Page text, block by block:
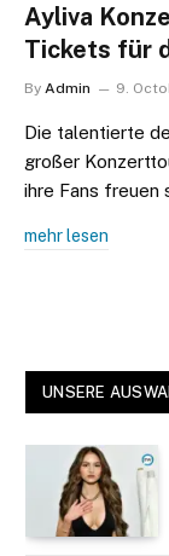
Ayliva
Tickets für
By Admin 9.
Die talentierte
großer
ihre Fans freuen
mehr lesen
UNSERE